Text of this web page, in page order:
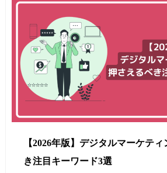
【2026年版】デジタルマーケテ
き注目キーワード3選